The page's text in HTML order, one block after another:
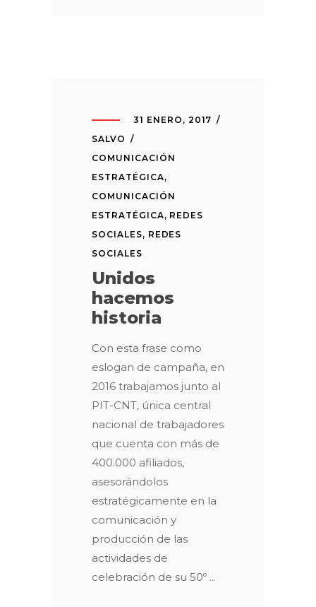
31 ENERO, 2017
SALVO
COMUNICACIÓN
ESTRATÉGICA,
COMUNICACIÓN
ESTRATÉGICA, REDES
SOCIALES, REDES
SOCIALES
Unidos
hacemos
historia
Con esta frase como
eslogan de campaña, en
2016 trabajamos junto al
PIT-CNT, única central
nacional de trabajadores
que cuenta con más de
400.000 afiliados,
asesorándolos
estratégicamente en la
comunicación y
producción de las
actividades de
celebración de su 50º